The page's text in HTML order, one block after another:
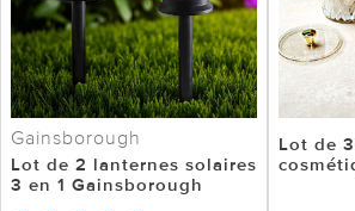
Gainsborough
Lot de 2 lanternes solaires
3 en 1 Gainsborough
Lot de